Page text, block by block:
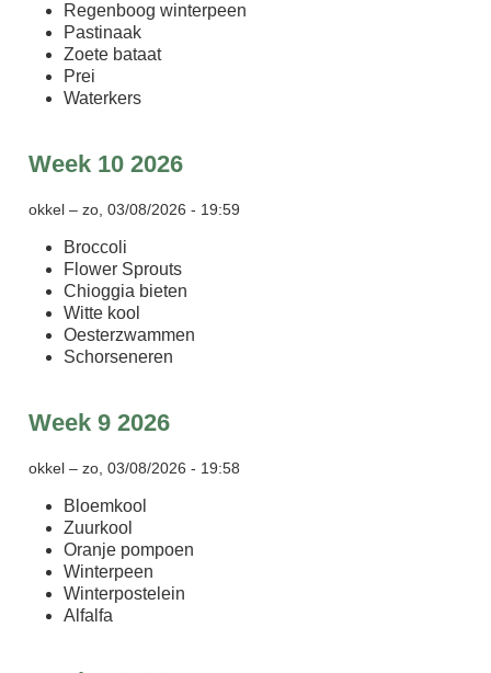
Regenboog winterpeen
Pastinaak
Zoete bataat
Prei
Waterkers
Week 10 2026
okkel – zo, 03/08/2026 - 19:59
Broccoli
Flower Sprouts
Chioggia bieten
Witte kool
Oesterzwammen
Schorseneren
Week 9 2026
okkel – zo, 03/08/2026 - 19:58
Bloemkool
Zuurkool
Oranje pompoen
Winterpeen
Winterpostelein
Alfalfa